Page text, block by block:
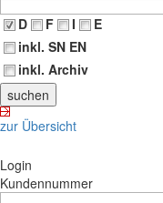
D
F I
E
inkl. SN EN
inkl. Archiv
zur Übersicht
Login
Kundennummer